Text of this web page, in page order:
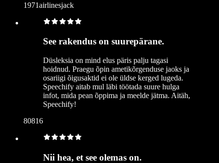
1971airlinesjack
See rakendus on suurepärane.
Düsleksia on mind elus päris palju tagasi
hoidnud. Praegu õpin ametikõrgenduse jaoks ja
osariigi õigusaktid ei ole üldse kerged lugeda.
Speechify aitab mul läbi töötada suure hulga
infot, mida pean õppima ja meelde jätma. Aitäh,
Speechify!
80816
Nii hea, et see olemas on.